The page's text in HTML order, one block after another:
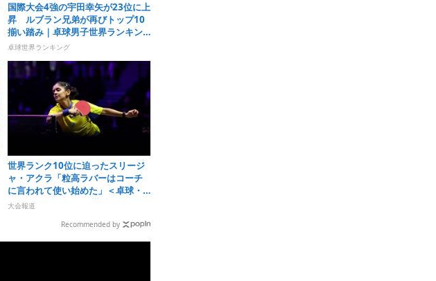
国際大会4強の宇田幸矢が23位に上
昇 ルブラン兄弟が再びトップ10
揃い踏み｜卓球男子世界ランキン
グ（2026年第31週）
卓球世界ランキング
世界ランク10位に迫ったスリージ
ャ・アクラ「粒高ラバーはコーチ
に言われて使い始めた」＜卓球・
WTTチャンピオンズ横浜2026＞
大会報道
Recommended by